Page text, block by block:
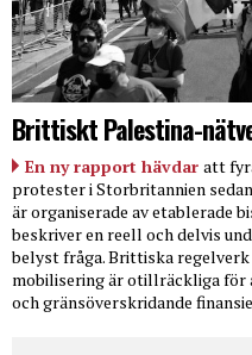
Brittiskt Palestina-
En ny rapport hävdar att
protester i Storbritannien
är organiserade av etablerade
beskriver en reell och delvis
belyst fråga. Brittiska
mobilisering är otillräckliga för
och gränsöverskridande